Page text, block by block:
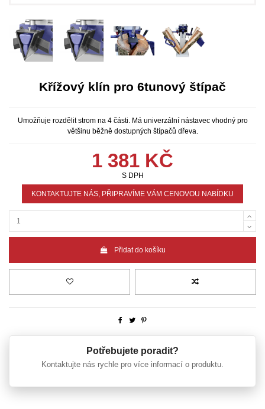
Křížový klín pro 6tunový štípač
Umožňuje rozdělit strom na 4 části. Má univerzální nástavec vhodný pro
většinu běžně dostupných štípačů dřeva.
1 381 KČ
S DPH
KONTAKTUJTE NÁS, PŘIPRAVÍME VÁM CENOVOU NABÍDKU
Přidat do košíku
Potřebujete poradit?
Kontaktujte nás rychle pro více informací o produktu.